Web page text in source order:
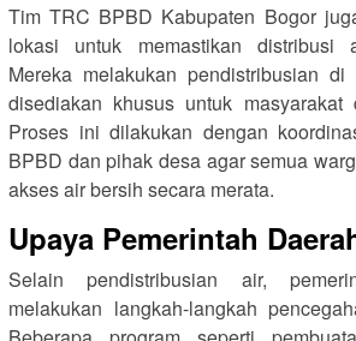
Tim TRC BPBD Kabupaten Bogor
lokasi untuk memastikan distribusi
Mereka melakukan pendistribusian
disediakan khusus untuk masyarakat
Proses ini dilakukan dengan
BPBD dan pihak desa agar semua
akses air bersih secara merata.
Upaya Pemerintah
Selain pendistribusian air,
melakukan langkah-langkah